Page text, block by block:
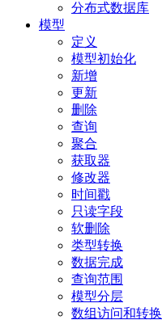
分布式数据库
模型
定义
模型初始化
新增
更新
删除
查询
聚合
获取器
修改器
时间戳
只读字段
软删除
类型转换
数据完成
查询范围
模型分层
数组访问和转换